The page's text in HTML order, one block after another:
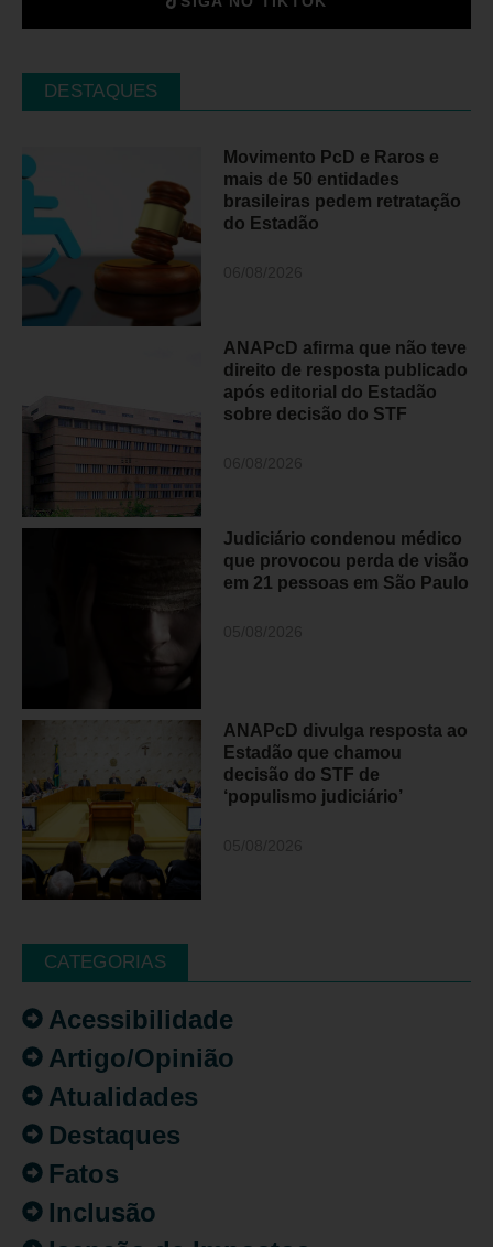
DESTAQUES
Movimento PcD e Raros e
mais de 50 entidades
brasileiras pedem retratação
do Estadão
ANAPcD afirma que não teve
direito de resposta publicado
após editorial do Estadão
sobre decisão do STF
Judiciário condenou médico
que provocou perda de visão
em 21 pessoas em São Paulo
ANAPcD divulga resposta ao
Estadão que chamou
decisão do STF de
‘populismo judiciário’
CATEGORIAS
Acessibilidade
Artigo/Opinião
Atualidades
Destaques
Fatos
Inclusão